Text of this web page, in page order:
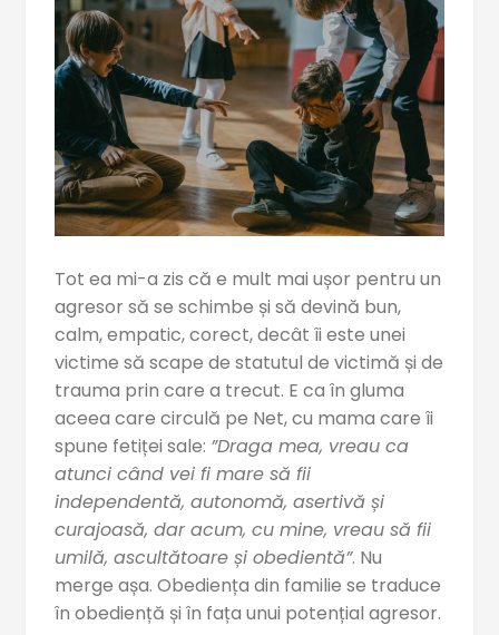
Tot ea mi-a zis că e mult mai ușor pentru un
agresor să se schimbe și să devină bun,
calm, empatic, corect, decât îi este unei
victime să scape de statutul de victimă și de
trauma prin care a trecut. E ca în gluma
aceea care circulă pe Net, cu mama care îi
spune fetiței sale: ”Draga mea, vreau ca
atunci când vei fi mare să fii
independentă, autonomă, asertivă și
curajoasă, dar acum, cu mine, vreau să fii
umilă, ascultătoare și obedientă”. Nu
merge așa. Obediența din familie se traduce
în obediență și în fața unui potențial agresor.